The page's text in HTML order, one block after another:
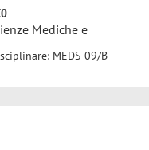
Mediche e
MEDS-09/B